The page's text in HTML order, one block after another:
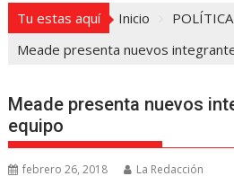
Tu estas aquí Inicio
POLÍTICA
Meade presenta nuevos
Meade presenta nuevos
equipo
febrero 26, 2018 La Redacción